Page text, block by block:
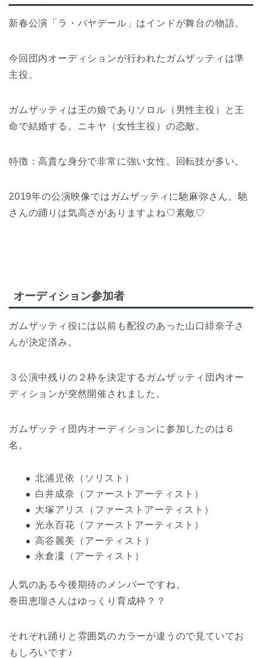
新春公演「ラ・バヤデール」はインドが舞台の物語。
今回団内オーディションが行われたガムザッティは準
主役。
ガムザッティは王の娘でありソロル（男性主役）と王
命で結婚する。ニキヤ（女性主役）の恋敵。
特徴：高貴な身分で非常に強い女性。回転技が多い。
2019年の公演映像ではガムザッティに馳麻弥さん。馳
さんの踊りは気高さがありますよね♡素敵♡
オーディション参加者
ガムザッティ役には以前も配役のあった山口緋奈子さ
んが決定済み。
３公演中残りの２枠を決定するガムザッティ団内オー
ディションが突然開催されました。
ガムザッティ団内オーディションに参加したのは６
名。
北浦児依（ソリスト）
白井成奈（ファーストアーティスト）
大塚アリス（ファーストアーティスト）
光永百花（ファーストアーティスト）
高谷麗美（アーティスト）
永倉凜（アーティスト）
人気のある今後期待のメンバーですね。
巻田恵瑠さんはゆっくり育成枠？？
それぞれ踊りと雰囲気のカラーが違うので見ていてお
もしろいです♪